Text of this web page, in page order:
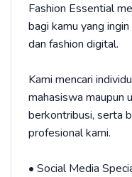
Fashion Essential
bagi kamu yang
dan fashion digital.
Kami mencari
mahasiswa maupun
berkontribusi, serta
profesional kami.
• Social Media